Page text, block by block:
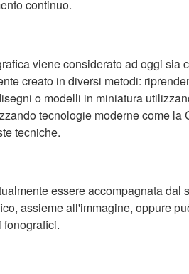
continuo.
viene considerato ad oggi sia
creato in diversi metodi:
o modelli in miniatura
tecnologie moderne come la
tecniche.
essere accompagnata dal
assieme all'immagine, oppure